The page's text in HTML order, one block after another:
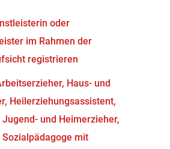
oder
im Rahmen der
registrieren
Haus- und
Heilerziehungsassistent,
und Heimerzieher,
mit